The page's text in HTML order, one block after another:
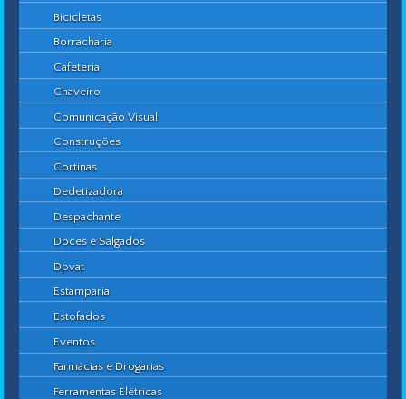
Bicicletas
Borracharia
Cafeteria
Chaveiro
Comunicação Visual
Construções
Cortinas
Dedetizadora
Despachante
Doces e Salgados
Dpvat
Estamparia
Estofados
Eventos
Farmácias e Drogarias
Ferramentas Elétricas